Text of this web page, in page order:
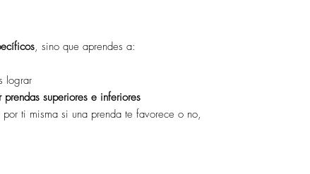
, sino que aprendes a:
lograr
superiores e inferiores
ti misma si una prenda te favorece o no,